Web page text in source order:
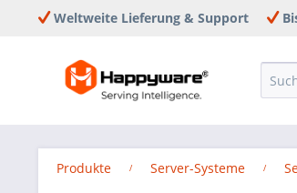
Weltweite Lieferung & Support
Produkte Server-Systeme